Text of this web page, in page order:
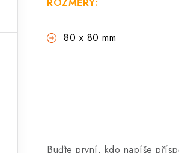
80 x 80 mm
Buďte první, kdo napíše